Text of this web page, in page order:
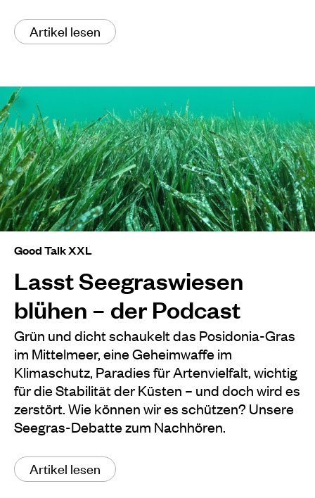
Artikel lesen
Good Talk XXL
Lasst Seegraswiesen
blühen – der Podcast
Grün und dicht schaukelt das Posidonia-Gras
im Mittelmeer, eine Geheimwaffe im
Klimaschutz, Paradies für Artenvielfalt, wichtig
für die Stabilität der Küsten – und doch wird es
zerstört. Wie können wir es schützen? Unsere
Seegras-Debatte zum Nachhören.
Artikel lesen